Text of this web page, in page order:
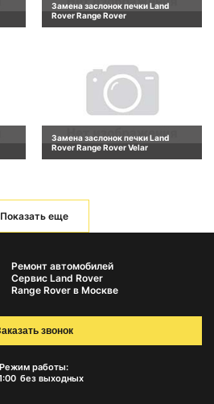
Замена заслонок печки Land
Rover Range Rover
Замена заслонок печки Land
Rover Range Rover Velar
Показать еще
Ремонт автомобилей
Сервис Land Rover
Range Rover в Москве
Режим работы:
без выходных
звонок